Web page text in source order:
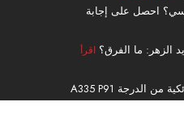
احصل على إجابة
الزهر: ما الفرق؟ اقرأ
دليل الأنابيب الفولاذية السبائكية من الدرجة A335 P91